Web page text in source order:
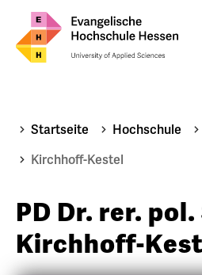
Suche
Startseite Hochschule
Kirchhoff-Kestel
PD Dr. rer.
Kirchhoff-